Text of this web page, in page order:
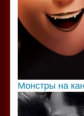
Монстры на